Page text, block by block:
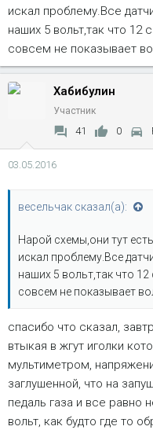
искал проблему.Все
наших 5 вольт,так что 12
совсем не показывает
Хабибулин
Участник
41 0
03.05.2016
весельчак сказал(а):
Нарой схемы,они тут
искал проблему.Все
наших 5 вольт,так что 12
совсем не показывает
спасибо что сказал,
втыкая в жгут иголки
мультиметром,
заглушенной, что на
педаль газа и все равно
вольт, как будто где то